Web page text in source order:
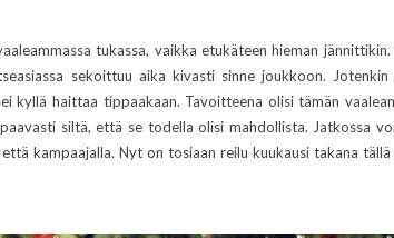
tukassa, vaikka etukäteen hieman
sekoittuu aika kivasti sinne joukkoon. Jotenkin
kyllä haittaa tippaakaan. Tavoitteena olisi tämän
siltä, että se todella olisi mahdollista. Jatkossa
kampaajalla. Nyt on tosiaan reilu kuukausi takana